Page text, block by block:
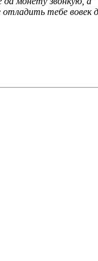
тебе вовек